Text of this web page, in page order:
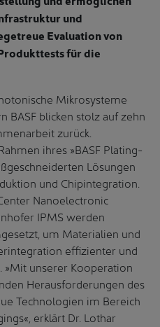
und
Evaluation von
für die
Mikrosysteme
BASF blicken stolz auf zehn
zurück.
ihres »BASF Plating-
Lösungen
und Chipintegration.
Nanoelectronic
IPMS werden
um Materialien und
effizienter und
»Mit unserer Kooperation
Herausforderungen des
Technologien im Bereich
erklärt Dr. Lothar